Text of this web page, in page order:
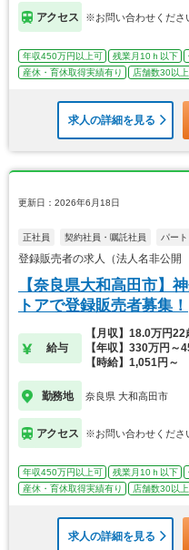
アクセス ※お問い合わせくださ
年収450万円以上可 残業月10ｈ以下
産休・育休取得実績有り
店舗数30以上
求人の詳細を見る
更新日：2026年6月18日
正社員 契約社員・嘱託社員 パー
登録販売者の求人（法人名非公
【奈良県大和高田市】
トアで登録販売者募集！
給与
【月収】18.0万円22
【年収】330万円～
【時給】1,051円～
勤務地 奈良県 大和高田市
アクセス ※お問い合わせくださ
年収450万円以上可 残業月10ｈ以下
産休・育休取得実績有り
店舗数30以上
求人の詳細を見る